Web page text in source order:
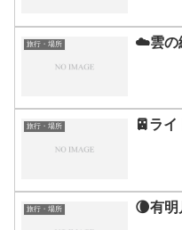
旅行・場所 ☁️雲の
旅行・場所 🚈ラ
旅行・場所 🌘有明